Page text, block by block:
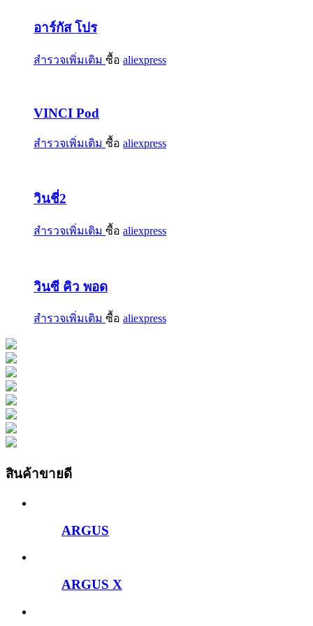
อาร์กัส โปร
สำรวจเพิ่มเติม ซื้อ aliexpress
VINCI Pod
สำรวจเพิ่มเติม ซื้อ aliexpress
วินชี่2
สำรวจเพิ่มเติม ซื้อ aliexpress
วินซี คิว พอด
สำรวจเพิ่มเติม ซื้อ aliexpress
สินค้าขายดี
ARGUS
ARGUS X